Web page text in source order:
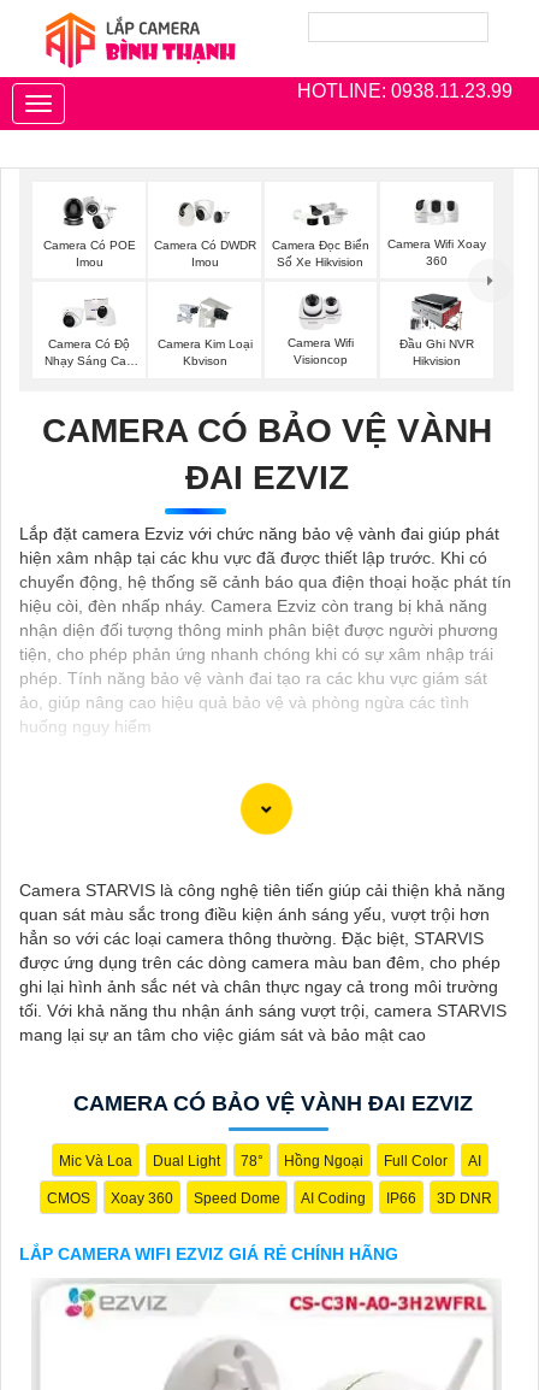
HOTLINE: 0938.11.23.99
Toggle
navigation
Camera Có POE
Imou
Camera Có DWDR
Imou
Camera Đọc Biển
Số Xe Hikvision
Camera Wifi Xoay
360
Camera Có Độ
Nhạy Sáng Cao
Camera Kim Loại
Kbvison
Camera Wifi
Visioncop
Đầu Ghi NVR
Hikvision
CAMERA CÓ BẢO VỆ VÀNH
ĐAI EZVIZ
Lắp đặt camera Ezviz với chức năng bảo vệ vành đai giúp phát
hiện xâm nhập tại các khu vực đã được thiết lập trước. Khi có
chuyển động, hệ thống sẽ cảnh báo qua điện thoại hoặc phát tín
hiệu còi, đèn nhấp nháy. Camera Ezviz còn trang bị khả năng
nhận diện đối tượng thông minh phân biệt được người phương
tiện, cho phép phản ứng nhanh chóng khi có sự xâm nhập trái
phép. Tính năng bảo vệ vành đai tạo ra các khu vực giám sát
ảo, giúp nâng cao hiệu quả bảo vệ và phòng ngừa các tình
huống nguy hiểm
với mức giá rất hấp dẫn. Với thiết kế hiện đại, dễ dàng lắp đặt và
kết nối thông minh qua Wifi, Camera Wifi Ezviz sẽ giúp bạn giám
sát ngôi nhà hoặc văn phòng mọi lúc mọi nơi chỉ bằng một chiếc
điện thoại thông minh.
Không chỉ vậy, sản phẩm cũng mang lại chất lượng hình ảnh sắc
nét và độ phân giải cao, cho phép bạn theo dõi mọi hoạt động
một cách dễ dàng. Đừng bỏ lỡ cơ hội sở hữu Camera Wifi Ezviz
Hy vọng đoạn văn trên sẽ giúp bạn trong việc giới thiệu sản
Camera STARVIS là công nghệ tiên tiến giúp cải thiện khả năng
quan sát màu sắc trong điều kiện ánh sáng yếu, vượt trội hơn
hẳn so với các loại camera thông thường. Đặc biệt, STARVIS
được ứng dụng trên các dòng camera màu ban đêm, cho phép
ghi lại hình ảnh sắc nét và chân thực ngay cả trong môi trường
tối. Với khả năng thu nhận ánh sáng vượt trội, camera STARVIS
mang lại sự an tâm cho việc giám sát và bảo mật cao
CAMERA CÓ BẢO VỆ VÀNH ĐAI EZVIZ
Mic Và Loa Dual Light 78° Hồng Ngoại Full Color AI
CMOS Xoay 360 Speed Dome AI Coding IP66 3D DNR
LẮP CAMERA WIFI EZVIZ GIÁ RẺ CHÍNH HÃNG